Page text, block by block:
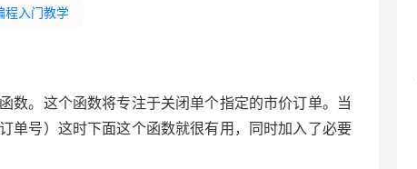
程入门教学
数。这个函数将专注于关闭单个指定的市价订单。当
单号）这时下面这个函数就很有用，同时加入了必要